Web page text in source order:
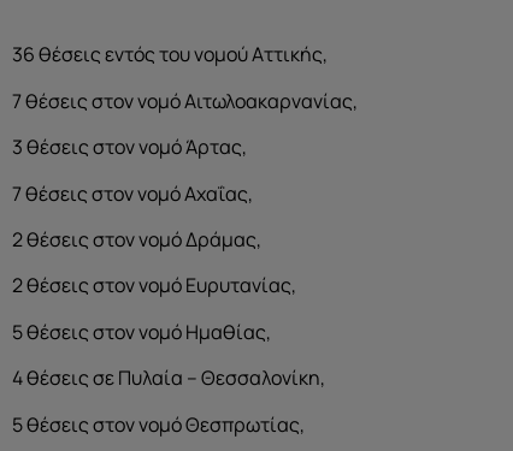
36 θέσεις εντός του νομού Αττικής,
7 θέσεις στον νομό Αιτωλοακαρνανίας,
3 θέσεις στον νομό Άρτας,
7 θέσεις στον νομό Αχαΐας,
2 θέσεις στον νομό Δράμας,
2 θέσεις στον νομό Ευρυτανίας,
5 θέσεις στον νομό Ημαθίας,
4 θέσεις σε Πυλαία – Θεσσαλονίκη,
5 θέσεις στον νομό Θεσπρωτίας,